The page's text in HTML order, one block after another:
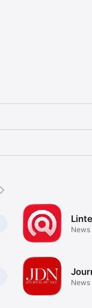
News
News